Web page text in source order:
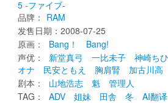
5 -ファイブ-
品牌： RAM
发售日期：2008-07-25
原画：
Bang！
Bang!
声优：
新堂真弓 一比未子 神崎ち
オナ
民安ともえ 胸肩腎 加古川高
剧本：
山地浩志 魁
管理人
TAG：
ADV 姐妹 田舎 冬 AI翻译